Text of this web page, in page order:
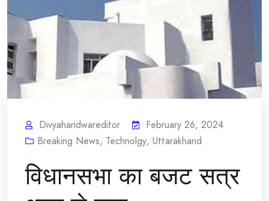
Divyaharidwareditor
February 26, 2024
Breaking News, Technolgy, Uttarakhand
विधानसभा का बजट सत्र